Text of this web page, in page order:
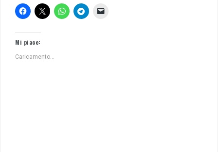
Mi piace:
Caricamento...